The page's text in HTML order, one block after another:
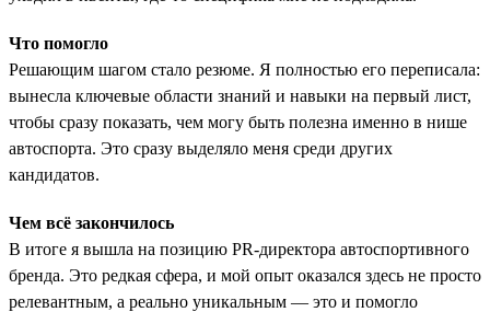
Что помогло
Решающим шагом стало резюме. Я полностью его переписала:
вынесла ключевые области знаний и навыки на первый лист,
чтобы сразу показать, чем могу быть полезна именно в нише
автоспорта. Это сразу выделяло меня среди других
кандидатов.
Чем всё закончилось
В итоге я вышла на позицию PR-директора автоспортивного
бренда. Это редкая сфера, и мой опыт оказался здесь не просто
релевантным, а реально уникальным — это и помогло